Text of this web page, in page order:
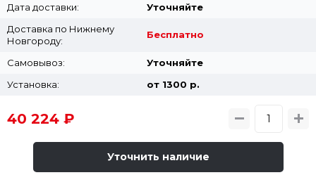
Дата доставки:
Уточняйте
Доставка по Нижнему
Новгороду:
Бесплатно
Самовывоз:
Уточняйте
Установка:
от 1300 p.
40 224 ₽
Уточнить наличие